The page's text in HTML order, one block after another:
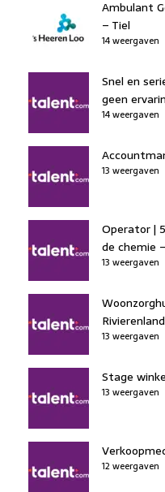
Ambulant
– Tiel
14 weergaven
Snel en
geen
14 weergaven
13 weergaven
Operator |
de chemie
13 weergaven
13 weergaven
Stage
13 weergaven
12 weergaven